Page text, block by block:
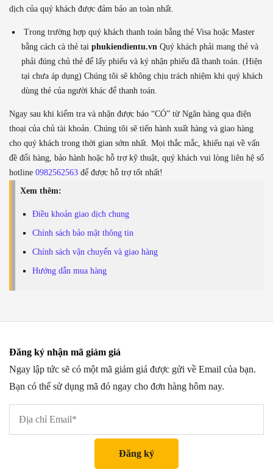
dịch của quý khách được đảm bảo an toàn nhất.
Trong trường hợp quý khách thanh toán bằng thẻ Visa hoặc Master
bằng cách cà thẻ tại phukiendientu.vn Quý khách phải mang thẻ và
phải đúng chủ thẻ để lấy phiếu và ký nhận phiếu đã thanh toán. (Hiện
tại chưa áp dụng) Chúng tôi sẽ không chịu trách nhiệm khi quý khách
dùng thẻ của người khác để thanh toán.
Ngay sau khi kiểm tra và nhận được báo “CÓ” từ Ngân hàng qua điện
thoại của chủ tài khoản. Chúng tôi sẽ tiến hành xuất hàng và giao hàng
cho quý khách trong thời gian sớm nhất. Mọi thắc mắc, khiếu nại về vấn
đề đổi hàng, bảo hành hoặc hỗ trợ kỹ thuật, quý khách vui lòng liên hệ số
hotline 0982562563 để được hỗ trợ tốt nhất!
Xem thêm:
Điều khoản giao dịch chung
Chính sách bảo mật thông tin
Chính sách vận chuyển và giao hàng
Hướng dẫn mua hàng
Đăng ký nhận mã giảm giá
Ngay lập tức sẽ có một mã giảm giá được gửi về Email của bạn.
Bạn có thể sử dụng mã đó ngay cho đơn hàng hôm nay.